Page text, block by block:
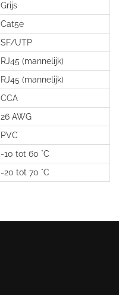
Grijs
Cat5e
SF/UTP
RJ45 (mannelijk)
RJ45 (mannelijk)
CCA
26 AWG
PVC
-10 tot 60 °C
-20 tot 70 °C